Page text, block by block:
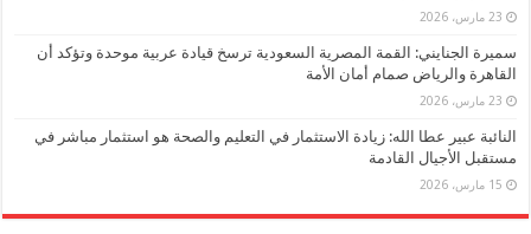
23 مارس، 2026
سميرة الجنايني: القمة المصرية السعودية ترسخ قيادة عربية موحدة وتؤكد أن
القاهرة والرياض صمام أمان الأمة
23 مارس، 2026
النائبة عبير عطا الله: زيادة الاستثمار في التعليم والصحة هو استثمار مباشر في
مستقبل الأجيال القادمة
15 مارس، 2026